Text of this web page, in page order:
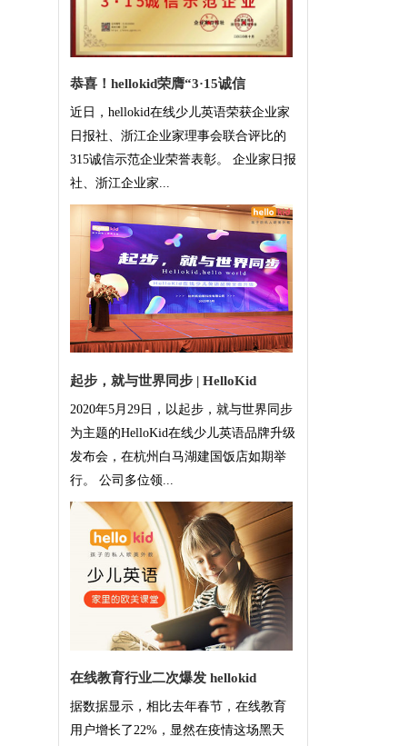
恭喜！hellokid荣膺“3·15诚信
近日，hellokid在线少儿英语荣获企业家
日报社、浙江企业家理事会联合评比的
315诚信示范企业荣誉表彰。 企业家日报
社、浙江企业家...
起步，就与世界同步 | HelloKid
2020年5月29日，以起步，就与世界同步
为主题的HelloKid在线少儿英语品牌升级
发布会，在杭州白马湖建国饭店如期举
行。 公司多位领...
在线教育行业二次爆发 hellokid
据数据显示，相比去年春节，在线教育
用户增长了22%，显然在疫情这场黑天